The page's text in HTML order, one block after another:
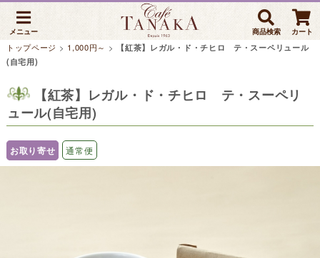
メニュー 商品検索 カート
トップページ > 1,000円～ >
【紅茶】レガル・ド・チヒロ テ・スーペリュール
(自宅用)
【紅茶】レガル・ド・チヒロ テ・スーペリ
ュール(自宅用)
お取り寄せ 通常便